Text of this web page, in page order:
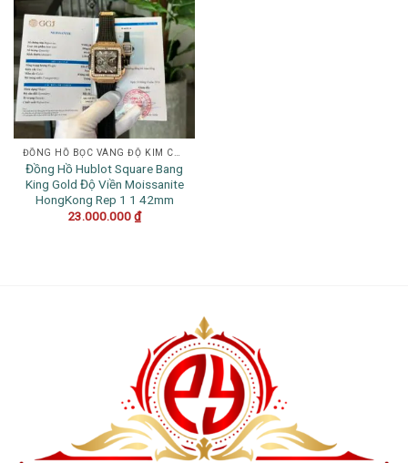
Đồng Hồ Hublot Square Bang
King Gold Độ Viền Moissanite
HongKong Rep 1 1 42mm
23.000.000₫